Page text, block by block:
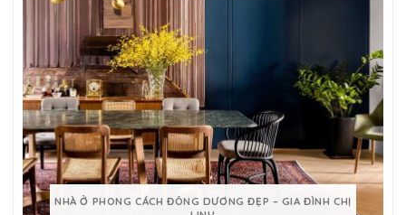
NHÀ Ở PHONG CÁCH ĐÔNG DƯƠNG ĐẸP – GIA ĐÌNH CHỊ